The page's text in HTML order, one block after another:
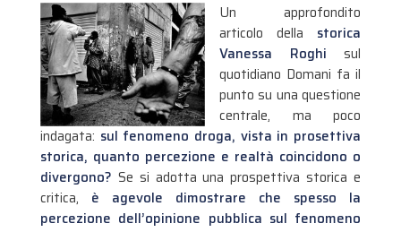
Un approfondito
articolo della storica
Vanessa Roghi sul
quotidiano Domani fa il
punto su una questione
centrale, ma poco
indagata: sul fenomeno droga, vista in prosettiva
storica, quanto percezione e realtà coincidono o
divergono? Se si adotta una prospettiva storica e
critica, è agevole dimostrare che spesso la
percezione dell’opinione pubblica sul fenomeno